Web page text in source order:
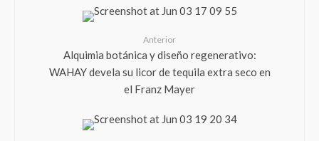
Anterior
Alquimia botánica y diseño regenerativo:
WAHAY devela su licor de tequila extra seco en
el Franz Mayer